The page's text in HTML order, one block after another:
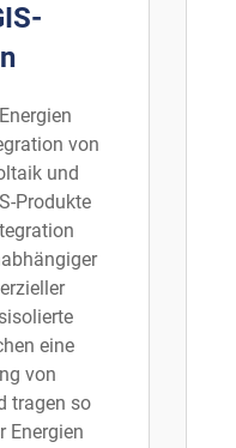
von
und
Produkte
eine
von
tragen so
Energien